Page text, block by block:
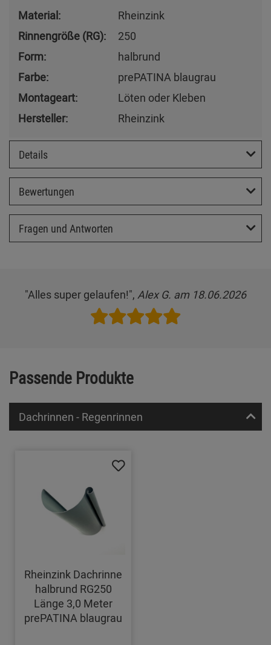
Material:
Rheinzink
Rinnengröße (RG):
250
Form:
halbrund
Farbe:
prePATINA blaugrau
Montageart:
Löten oder Kleben
Hersteller:
Rheinzink
Details
Bewertungen
Fragen und Antworten
"Alles super gelaufen!", Alex G. am 18.06.2026
Passende Produkte
Dachrinnen - Regenrinnen
Rheinzink Dachrinne
halbrund RG250
Länge 3,0 Meter
prePATINA blaugrau